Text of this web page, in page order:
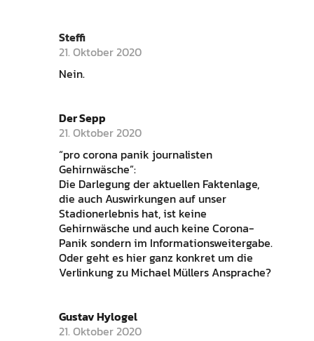
Steffi
21. Oktober 2020
Nein.
Der Sepp
21. Oktober 2020
“pro corona panik journalisten
Gehirnwäsche”:
Die Darlegung der aktuellen Faktenlage,
die auch Auswirkungen auf unser
Stadionerlebnis hat, ist keine
Gehirnwäsche und auch keine Corona-
Panik sondern im Informationsweitergabe.
Oder geht es hier ganz konkret um die
Verlinkung zu Michael Müllers Ansprache?
Gustav Hylogel
21. Oktober 2020